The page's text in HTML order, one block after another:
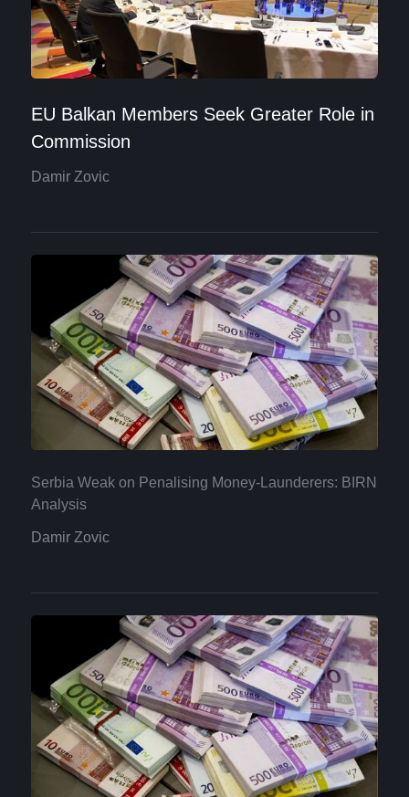
EU Balkan Members Seek Greater Role in
Commission
Damir Zovic
Serbia Weak on Penalising Money-Launderers: BIRN
Analysis
Damir Zovic